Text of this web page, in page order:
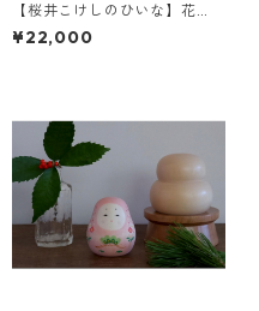
【桜井こけしのひいな】花
円 こけし模様 2-c
¥22,000